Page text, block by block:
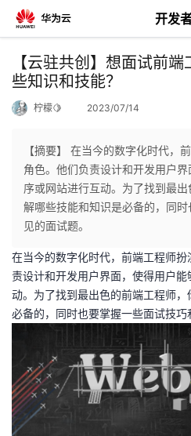
开发
返
回
个
人
主
页
我
的
开
者
我
【云驻共创】想面试前
些知识和技能？
柠檬🍋 2023/07/14
【摘要】 在当今的数字化时代，
角色。他们负责设计和开发用户
序或网站进行互动。为了找到最
解哪些技能和知识是必备的，同
见的面试题。
在当今的数字化时代，前端工程师
责设计和开发用户界面，使得用户
动。为了找到最出色的前端工程师
必备的，同时也要掌握一些面试技巧